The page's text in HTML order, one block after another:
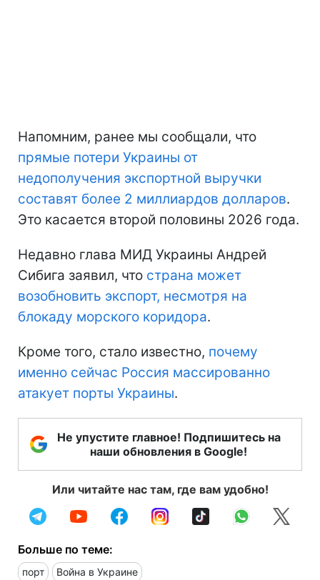
Напомним, ранее мы сообщали, что
прямые потери Украины от
недополучения экспортной выручки
составят более 2 миллиардов долларов.
Это касается второй половины 2026 года.
Недавно глава МИД Украины Андрей
Сибига заявил, что страна может
возобновить экспорт, несмотря на
блокаду морского коридора.
Кроме того, стало известно, почему
именно сейчас Россия массированно
атакует порты Украины.
Не упустите главное! Подпишитесь на
наши обновления в Google!
Или читайте нас там, где вам удобно!
Больше по теме:
порт Война в Украине